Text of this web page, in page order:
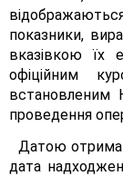
показники,
вказівкою їх
офіційним
встановленим
проведення
Датою
дата